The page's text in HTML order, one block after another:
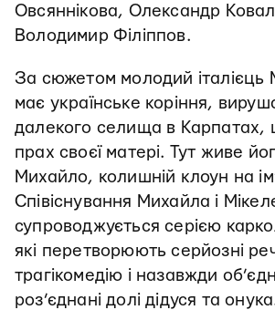
Овсяннікова, Олександр
Володимир Філіппов.
За сюжетом молодий італієць
має українське коріння,
далекого селища в Карпатах,
прах своєї матері. Тут живе
Михайло, колишній клоун на
Співіснування Михайла і
супроводжується серією
які перетворюють серйозні
трагікомедію і назавжди
роз’єднані долі дідуся та